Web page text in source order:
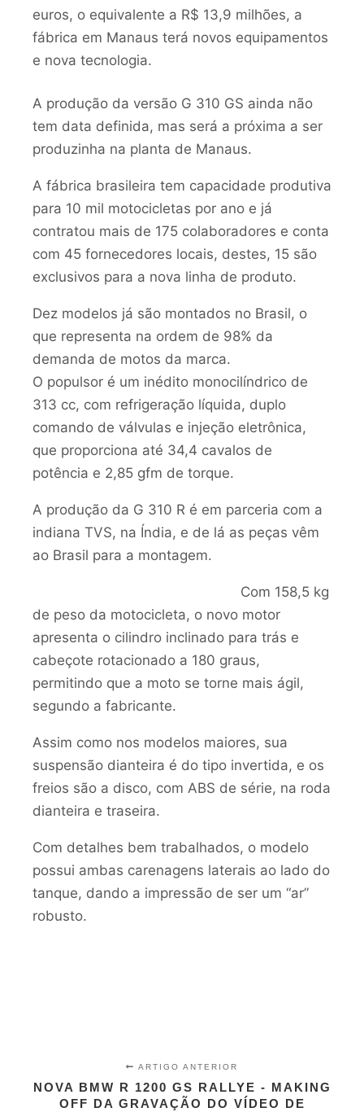
euros, o equivalente a R$ 13,9 milhões, a
fábrica em Manaus terá novos equipamentos
e nova tecnologia.
A produção da versão G 310 GS ainda não
tem data definida, mas será a próxima a ser
produzinha na planta de Manaus.
A fábrica brasileira tem capacidade produtiva
para 10 mil motocicletas por ano e já
contratou mais de 175 colaboradores e conta
com 45 fornecedores locais, destes, 15 são
exclusivos para a nova linha de produto.
Dez modelos já são montados no Brasil, o
que representa na ordem de 98% da
demanda de motos da marca.
O populsor é um inédito monocilíndrico de
313 cc, com refrigeração líquida, duplo
comando de válvulas e injeção eletrônica,
que proporciona até 34,4 cavalos de
potência e 2,85 gfm de torque.
A produção da G 310 R é em parceria com a
indiana TVS, na Índia, e de lá as peças vêm
ao Brasil para a montagem.
Com 158,5 kg
de peso da motocicleta, o novo motor
apresenta o cilindro inclinado para trás e
cabeçote rotacionado a 180 graus,
permitindo que a moto se torne mais ágil,
segundo a fabricante.
Assim como nos modelos maiores, sua
suspensão dianteira é do tipo invertida, e os
freios são a disco, com ABS de série, na roda
dianteira e traseira.
Com detalhes bem trabalhados, o modelo
possui ambas carenagens laterais ao lado do
tanque, dando a impressão de ser um “ar”
robusto.
ARTIGO ANTERIOR
NOVA BMW R 1200 GS RALLYE - MAKING
OFF DA GRAVAÇÃO DO VÍDEO DE